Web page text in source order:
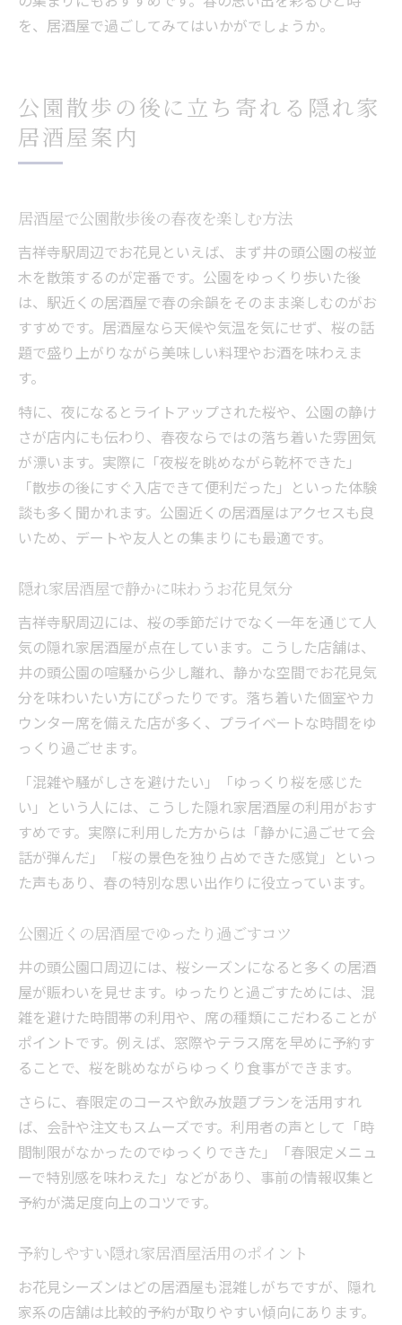
を、居酒屋で過ごしてみてはいかがでしょうか。
公園散歩の後に立ち寄れる隠れ家
居酒屋案内
居酒屋で公園散歩後の春夜を楽しむ方法
吉祥寺駅周辺でお花見といえば、まず井の頭公園の桜並
木を散策するのが定番です。公園をゆっくり歩いた後
は、駅近くの居酒屋で春の余韻をそのまま楽しむのがお
すすめです。居酒屋なら天候や気温を気にせず、桜の話
題で盛り上がりながら美味しい料理やお酒を味わえま
す。
特に、夜になるとライトアップされた桜や、公園の静け
さが店内にも伝わり、春夜ならではの落ち着いた雰囲気
が漂います。実際に「夜桜を眺めながら乾杯できた」
「散歩の後にすぐ入店できて便利だった」といった体験
談も多く聞かれます。公園近くの居酒屋はアクセスも良
いため、デートや友人との集まりにも最適です。
隠れ家居酒屋で静かに味わうお花見気分
吉祥寺駅周辺には、桜の季節だけでなく一年を通じて人
気の隠れ家居酒屋が点在しています。こうした店舗は、
井の頭公園の喧騒から少し離れ、静かな空間でお花見気
分を味わいたい方にぴったりです。落ち着いた個室やカ
ウンター席を備えた店が多く、プライベートな時間をゆ
っくり過ごせます。
「混雑や騒がしさを避けたい」「ゆっくり桜を感じた
い」という人には、こうした隠れ家居酒屋の利用がおす
すめです。実際に利用した方からは「静かに過ごせて会
話が弾んだ」「桜の景色を独り占めできた感覚」といっ
た声もあり、春の特別な思い出作りに役立っています。
公園近くの居酒屋でゆったり過ごすコツ
井の頭公園口周辺には、桜シーズンになると多くの居酒
屋が賑わいを見せます。ゆったりと過ごすためには、混
雑を避けた時間帯の利用や、席の種類にこだわることが
ポイントです。例えば、窓際やテラス席を早めに予約す
ることで、桜を眺めながらゆっくり食事ができます。
さらに、春限定のコースや飲み放題プランを活用すれ
ば、会計や注文もスムーズです。利用者の声として「時
間制限がなかったのでゆっくりできた」「春限定メニュ
ーで特別感を味わえた」などがあり、事前の情報収集と
予約が満足度向上のコツです。
予約しやすい隠れ家居酒屋活用のポイント
お花見シーズンはどの居酒屋も混雑しがちですが、隠れ
家系の店舗は比較的予約が取りやすい傾向にあります。